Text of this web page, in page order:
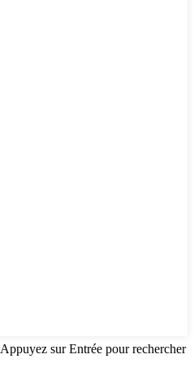
Appuyez sur Entrée pour rechercher